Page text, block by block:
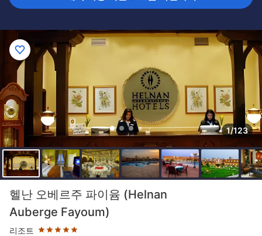
1/123
헬난 오베르주 파이윰 (Helnan
Auberge Fayoum)
리조트
5성급